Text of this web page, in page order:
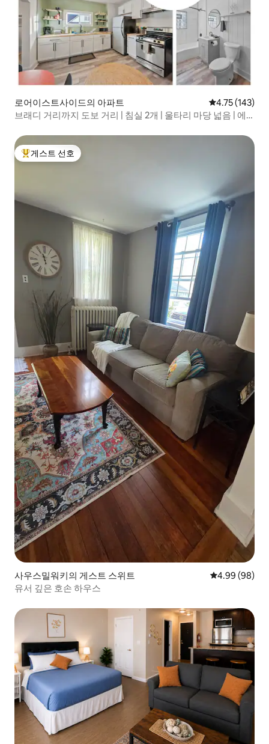
로어이스트사이드의 아파트 평점 4.75점(5
4.75 (143)
브래디 거리까지 도보 거리 | 침실 2개 | 울타리 마당 넓음 | 에
상위 게스트 선호
게스트 선호
사우스밀워키의 게스트 스위트 평점 4.99점(5
4.99 (98)
유서 깊은 호손 하우스